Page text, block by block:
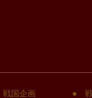
戦国企画